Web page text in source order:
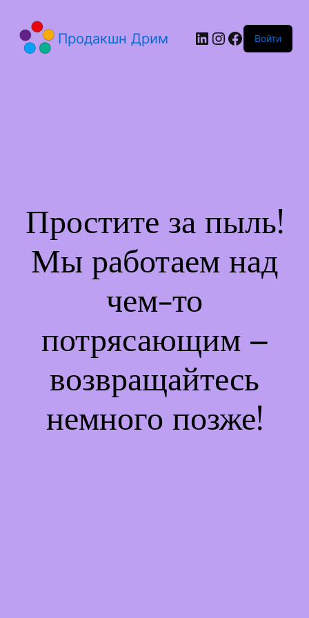
Продакшн Дрим LinkedIn
Instagram
Facebook
Войти
Простите за пыль!
Мы работаем над
чем-то
потрясающим –
возвращайтесь
немного позже!